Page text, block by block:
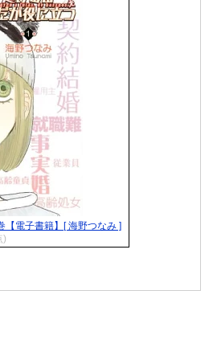
【電子書籍】[ 海野つなみ ]
)